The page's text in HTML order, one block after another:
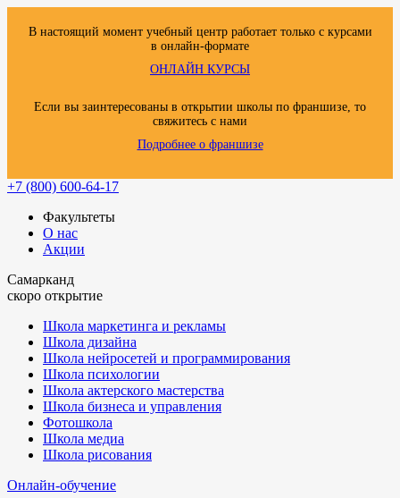
В настоящий момент учебный центр работает только с курсами
в онлайн-формате
ОНЛАЙН КУРСЫ
Если вы заинтересованы в открытии школы по франшизе, то
свяжитесь с нами
Подробнее о франшизе
+7 (800) 600-64-17
Факультеты
О нас
Акции
Самарканд
скоро открытие
Школа маркетинга и рекламы
Школа дизайна
Школа нейросетей и программирования
Школа психологии
Школа актерского мастерства
Школа бизнеса и управления
Фотошкола
Школа медиа
Школа рисования
Онлайн-обучение